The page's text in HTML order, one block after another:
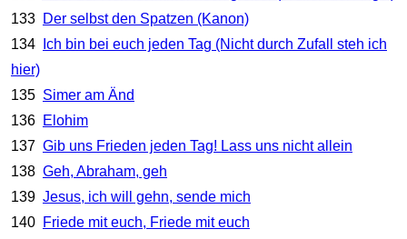
133 Der selbst den Spatzen (Kanon)
134
Ich bin bei euch jeden Tag (Nicht durch Zufall steh ich
hier)
135 Simer am Änd
136 Elohim
137 Gib uns Frieden jeden Tag! Lass uns nicht allein
138 Geh, Abraham, geh
139 Jesus, ich will gehn, sende mich
140 Friede mit euch, Friede mit euch